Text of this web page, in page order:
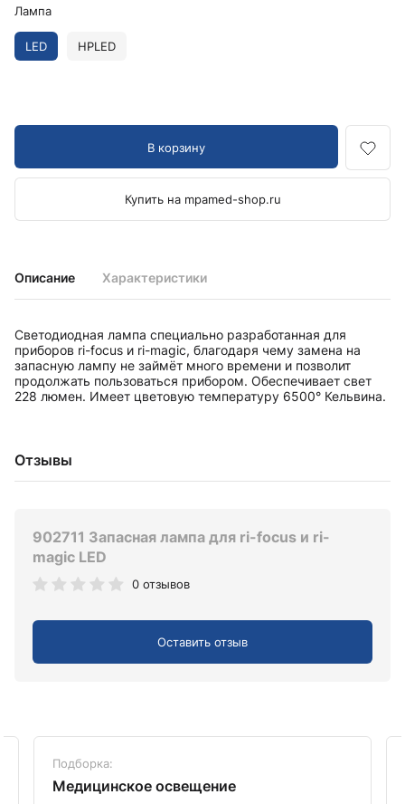
Описание Характеристики
Светодиодная лампа специально разработанная для
приборов ri-focus и ri-magic, благодаря чему замена на
запасную лампу не займёт много времени и позволит
продолжать пользоваться прибором. Обеспечивает свет
228 люмен. Имеет цветовую температуру 6500° Кельвина.
Отзывы
902711 Запасная лампа для ri-focus и ri-
magic LED
0 отзывов
Оставить отзыв
Лампа
LED HPLED
В корзину
Купить на mpamed-shop.ru
Подборка:
Медицинское освещение